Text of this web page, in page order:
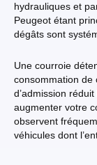
hydrauliques et
Peugeot étant
dégâts sont
Une courroie
consommation de
d’admission
augmenter votre
observent
véhicules dont